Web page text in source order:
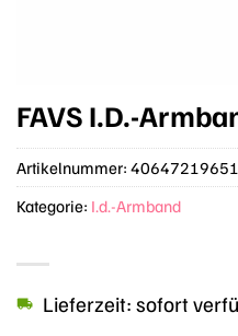
FAVS I.D.-
Lieferzeit: sofort
Artikelnummer:
Kategorie: I.d.-Armband